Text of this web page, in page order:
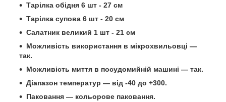
Тарілка обідня 6 шт - 27 см
Тарілка супова 6 шт - 20 см
Салатник великий 1 шт - 21 см
Можливість використання в мікрохвильовці —
так.
Можливість миття в посудомийній машині — так.
Діапазон температур — від -40 до +300.
Паковання — кольорове паковання.